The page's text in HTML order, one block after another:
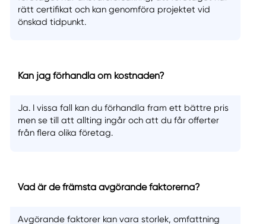
rätt certifikat och kan genomföra projektet vid
önskad tidpunkt.
Kan jag förhandla om kostnaden?
Ja. I vissa fall kan du förhandla fram ett bättre pris
men se till att allting ingår och att du får offerter
från flera olika företag.
Vad är de främsta avgörande faktorerna?
Avgörande faktorer kan vara storlek, omfattning